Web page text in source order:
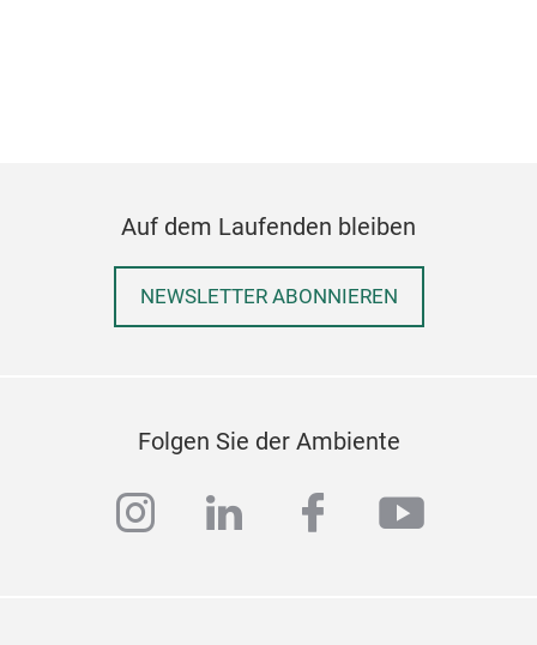
Auf dem Laufenden bleiben
NEWSLETTER ABONNIEREN
Folgen Sie der Ambiente
instagram
linkedinfacebook